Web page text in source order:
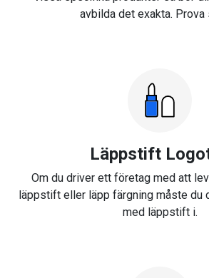
avbilda det exakta. Prova
Läppstift
Om du driver ett företag med att
läppstift eller läpp färgning måste du
med läppstift i.